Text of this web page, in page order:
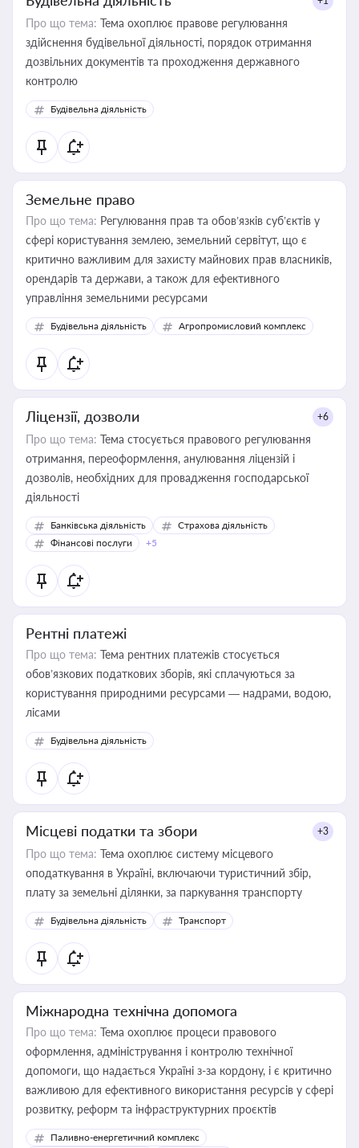
Про що тема: Тема охоплює правове регулювання
здійснення будівельної діяльності, порядок отримання
дозвільних документів та проходження державного
контролю
Будівельна діяльність
Земельне право
Про що тема: Регулювання прав та обов’язків суб’єктів у
сфері користування землею, земельний сервітут, що є
критично важливим для захисту майнових прав власників,
орендарів та держави, а також для ефективного
управління земельними ресурсами
Будівельна діяльність Агропромисловий комплекс
Ліцензії, дозволи +6
Про що тема: Тема стосується правового регулювання
отримання, переоформлення, анулювання ліцензій і
дозволів, необхідних для провадження господарської
діяльності
Банківська діяльність
Страхова діяльність
Фінансові послуги
+5
Рентні платежі
Про що тема: Тема рентних платежів стосується
обов’язкових податкових зборів, які сплачуються за
користування природними ресурсами — надрами, водою,
лісами
Будівельна діяльність
Місцеві податки та збори +3
Про що тема: Тема охоплює систему місцевого
оподаткування в Україні, включаючи туристичний збір,
плату за земельні ділянки, за паркування транспорту
Будівельна діяльність Транспорт
Міжнародна технічна допомога
Про що тема: Тема охоплює процеси правового
оформлення, адміністрування і контролю технічної
допомоги, що надається Україні з-за кордону, і є критично
важливою для ефективного використання ресурсів у сфері
розвитку, реформ та інфраструктурних проєктів
Паливно-енергетичний комплекс